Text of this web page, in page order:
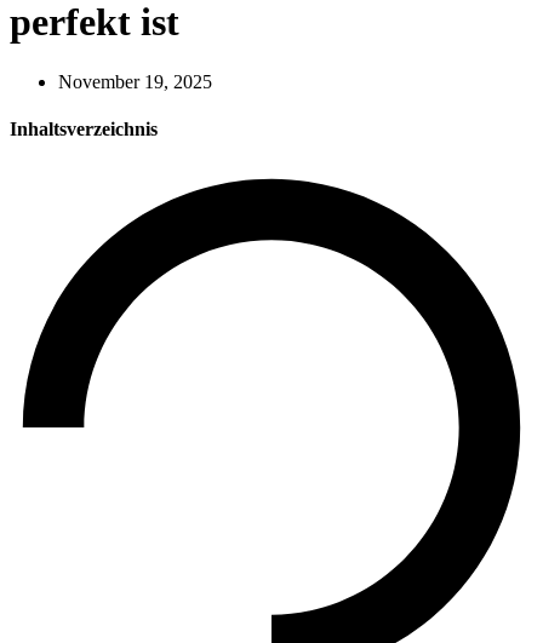
perfekt ist
November 19, 2025
Inhaltsverzeichnis